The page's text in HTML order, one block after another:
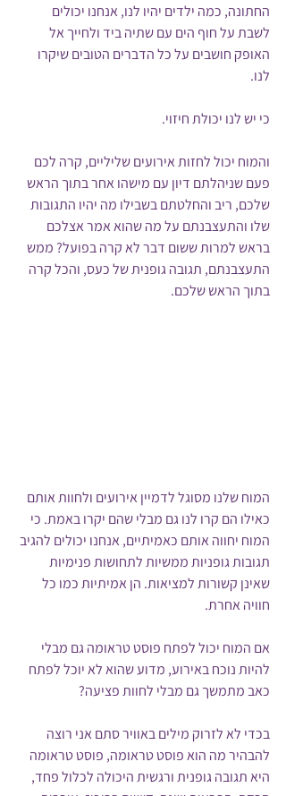
החתונה, כמה ילדים יהיו לנו, אנחנו יכולים
לשבת על חוף הים עם שתיה ביד ולחייך אל
האופק חושבים על כל הדברים הטובים שיקרו
לנו.
כי יש לנו יכולת חיזוי.
והמוח יכול לחזות אירועים שליליים, קרה לכם
פעם שניהלתם דיון עם מישהו אחר בתוך הראש
שלכם, ריב והחלטתם בשבילו מה יהיו התגובות
שלו והתעצבנתם על מה שהוא אמר אצלכם
בראש למרות ששום דבר לא קרה בפועל? ממש
התעצבנתם, תגובה גופנית של כעס, והכל קרה
בתוך הראש שלכם.
המוח שלנו מסוגל לדמיין אירועים ולחוות אותם
כאילו הם קרו לנו גם מבלי שהם יקרו באמת. כי
המוח יחווה אותם כאמיתיים, אנחנו יכולים להגיב
תגובות גופניות ממשיות לתחושות פנימיות
שאינן קשורות למציאות. הן אמיתיות כמו כל
חוויה אחרת.
אם המוח יכול לפתח פוסט טראומה גם מבלי
להיות נוכח באירוע, מדוע שהוא לא יוכל לפתח
כאב מתמשך גם מבלי לחוות פציעה?
בכדי לא לזרוק מילים באוויר סתם אני רוצה
להבהיר מה הוא פוסט טראומה, פוסט טראומה
היא תגובה גופנית ורגשית היכולה לכלול פחד,